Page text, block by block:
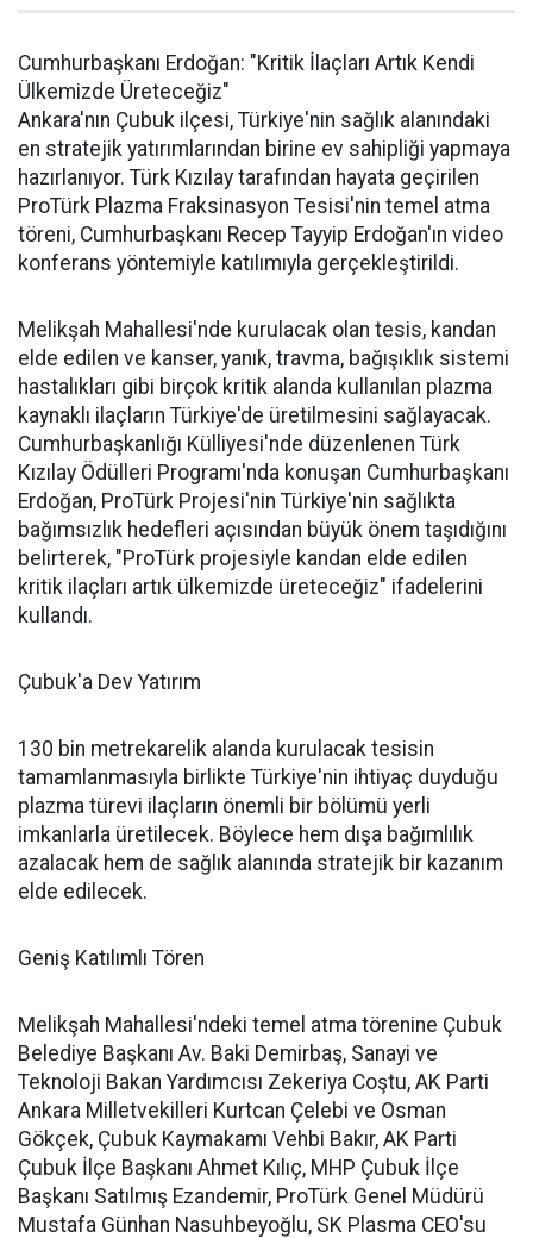
Cumhurbaşkanı Erdoğan: "Kritik İlaçları Artık Kendi
Ülkemizde Üreteceğiz"
Ankara'nın Çubuk ilçesi, Türkiye'nin sağlık alanındaki
en stratejik yatırımlarından birine ev sahipliği yapmaya
hazırlanıyor. Türk Kızılay tarafından hayata geçirilen
ProTürk Plazma Fraksinasyon Tesisi'nin temel atma
töreni, Cumhurbaşkanı Recep Tayyip Erdoğan'ın video
konferans yöntemiyle katılımıyla gerçekleştirildi.
Melikşah Mahallesi'nde kurulacak olan tesis, kandan
elde edilen ve kanser, yanık, travma, bağışıklık sistemi
hastalıkları gibi birçok kritik alanda kullanılan plazma
kaynaklı ilaçların Türkiye'de üretilmesini sağlayacak.
Cumhurbaşkanlığı Külliyesi'nde düzenlenen Türk
Kızılay Ödülleri Programı'nda konuşan Cumhurbaşkanı
Erdoğan, ProTürk Projesi'nin Türkiye'nin sağlıkta
bağımsızlık hedefleri açısından büyük önem taşıdığını
belirterek, "ProTürk projesiyle kandan elde edilen
kritik ilaçları artık ülkemizde üreteceğiz" ifadelerini
kullandı.
Çubuk'a Dev Yatırım
130 bin metrekarelik alanda kurulacak tesisin
tamamlanmasıyla birlikte Türkiye'nin ihtiyaç duyduğu
plazma türevi ilaçların önemli bir bölümü yerli
imkanlarla üretilecek. Böylece hem dışa bağımlılık
azalacak hem de sağlık alanında stratejik bir kazanım
elde edilecek.
Geniş Katılımlı Tören
Melikşah Mahallesi'ndeki temel atma törenine Çubuk
Belediye Başkanı Av. Baki Demirbaş, Sanayi ve
Teknoloji Bakan Yardımcısı Zekeriya Coştu, AK Parti
Ankara Milletvekilleri Kurtcan Çelebi ve Osman
Gökçek, Çubuk Kaymakamı Vehbi Bakır, AK Parti
Çubuk İlçe Başkanı Ahmet Kılıç, MHP Çubuk İlçe
Başkanı Satılmış Ezandemir, ProTürk Genel Müdürü
Mustafa Günhan Nasuhbeyoğlu, SK Plasma CEO'su